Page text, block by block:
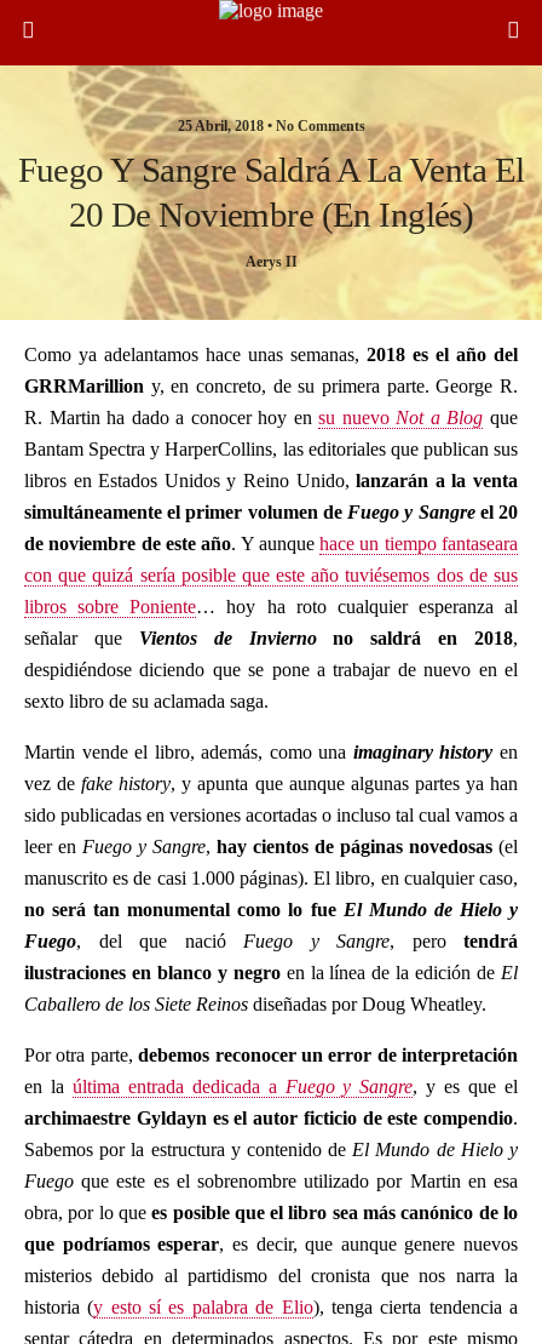
25 Abril, 2018 • No Comments
Fuego Y Sangre Saldrá A La Venta El
20 De Noviembre (en Inglés)
Aerys II
Como ya adelantamos hace unas semanas, 2018 es el año del
GRRMarillion y, en concreto, de su primera parte. George R.
R. Martin ha dado a conocer hoy ensu nuevo Not a Blog que
Bantam Spectra y HarperCollins, las editoriales que publican sus
libros en Estados Unidos y Reino Unido,lanzarán a la venta
simultáneamente el primer volumen de Fuego y Sangreel 20
de noviembre de este año. Y aunquehace un tiempo fantaseara
con que quizá sería posible que este año tuviésemos dos de sus
libros sobre Poniente… hoy ha roto cualquier esperanza al
señalar que Vientos de Inviernono saldrá en 2018,
despidiéndose diciendo que se pone a trabajar de nuevo en el
sexto libro de su aclamada saga.
Martin vende el libro, además, como una imaginary history en
vez defake history, y apunta que aunque algunas partes ya han
sido publicadas en versiones acortadas o incluso tal cual vamos a
leer en Fuego y Sangre, hay cientos de páginas novedosas (el
manuscrito es de casi 1.000 páginas). El libro, en cualquier caso,
no será tan monumental como lo fue El Mundo de Hielo y
Fuego, del que nació Fuego y Sangre, pero tendrá
ilustraciones en blanco y negroen la línea de la edición de El
Caballero de los Siete Reinos diseñadas por Doug Wheatley.
Por otra parte,debemos reconocer un error de interpretación
en la última entrada dedicada a Fuego y Sangre, y es que el
archimaestre Gyldayn es el autor ficticio de este compendio.
Sabemos por la estructura y contenido de El Mundo de Hielo y
Fuego que este es el sobrenombre utilizado por Martin en esa
obra, por lo quees posible que el libro sea más canónico de lo
que podríamos esperar, es decir, que aunque genere nuevos
misterios debido al partidismo del cronista que nos narra la
historia (y esto sí es palabra de Elio), tenga cierta tendencia a
sentar cátedra en determinados aspectos. Es por este mismo